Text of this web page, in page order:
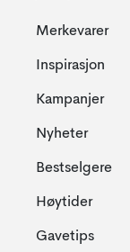
Merkevarer
Inspirasjon
Kampanjer
Nyheter
Bestselgere
Høytider
Gavetips